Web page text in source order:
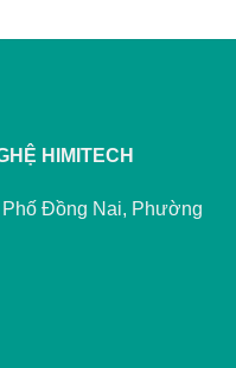
HIMITECH
Đồng Nai, Phường